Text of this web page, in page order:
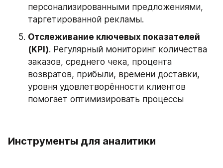
персонализированными предложениями,
таргетированной рекламы.
Отслеживание ключевых показателей
(KPI). Регулярный мониторинг количества
заказов, среднего чека, процента
возвратов, прибыли, времени доставки,
уровня удовлетворённости клиентов
помогает оптимизировать процессы
Инструменты для аналитики